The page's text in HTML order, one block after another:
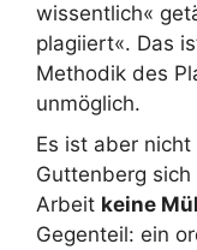
wissentlich«
plagiiert«. Das
Methodik des
unmöglich.
Es ist aber
Guttenberg
Arbeit keine
Gegenteil: ein